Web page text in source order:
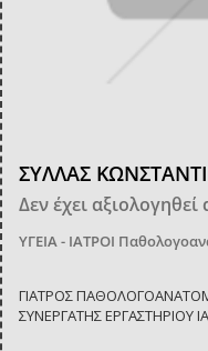
ΣΥΛΛΑΣ
Δεν έχει αξιολογηθεί
ΥΓΕΙΑ - ΙΑΤΡΟΙ
ΓΙΑΤΡΟΣ
ΣΥΝΕΡΓΑΤΗΣ ΕΡΓΑΣΤΗΡΙΟΥ